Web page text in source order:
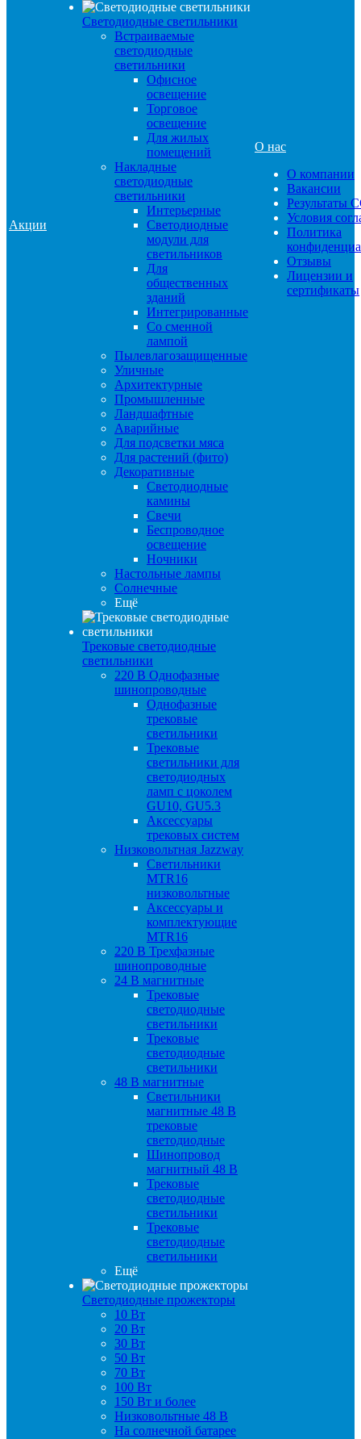
Акции
Светодиодные светильники
Встраиваемые
светодиодные
светильники
Офисное
освещение
Торговое
освещение
Для жилых
помещений
Накладные
светодиодные
светильники
Интерьерные
Светодиодные
модули для
светильников
Для
общественных
зданий
Интегрированные
Со сменной
лампой
Пылевлагозащищенные
Уличные
Архитектурные
Промышленные
Ландшафтные
Аварийные
Для подсветки мяса
Для растений (фито)
Декоративные
Светодиодные
камины
Свечи
Беспроводное
освещение
Ночники
Настольные лампы
Солнечные
Ещё
Трековые светодиодные
светильники
220 B Однофазные
шинопроводные
Однофазные
трековые
светильники
Трековые
светильники для
светодиодных
ламп с цоколем
GU10, GU5.3
Аксессуары
трековых систем
Низковольтная Jazzway
Светильники
MTR16
низковольтные
Аксессуары и
комплектующие
MTR16
220 B Трехфазные
шинопроводные
24 B магнитные
Трековые
светодиодные
светильники
Трековые
светодиодные
светильники
48 B магнитные
Светильники
магнитные 48 В
трековые
светодиодные
Шинопровод
магнитный 48 В
Трековые
светодиодные
светильники
Трековые
светодиодные
светильники
Ещё
Светодиодные прожекторы
10 Вт
20 Вт
30 Вт
50 Вт
70 Вт
100 Вт
150 Вт и более
Низковольтные 48 В
На солнечной батарее
О нас
О компании
Вакансии
Результаты
Условия
Политика
Отзывы
Лицензии и
сертификаты